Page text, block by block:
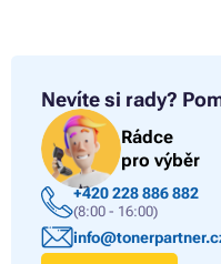
Nevíte si rady?
Rádce
pro výběr
+420 228 886 882
(8:00 - 16:00)